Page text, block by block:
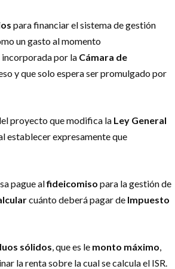
para financiar el sistema de gestión
un gasto al momento
incorporada por la Cámara de
y que solo espera ser promulgado por
proyecto que modifica la Ley General
establecer expresamente que
pague alfideicomiso para la gestión de
cuánto deberá pagar de Impuesto
sólidos, que es le monto máximo,
la renta sobre la cual se calcula el ISR.